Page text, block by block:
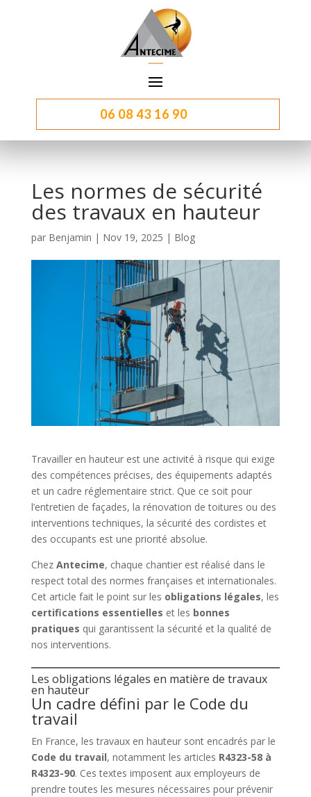
06 08 43 16 90
Les normes de sécurité
des travaux en hauteur
par Benjamin | Nov 19, 2025 | Blog
Travailler en hauteur est une activité à risque qui exige
des compétences précises, des équipements adaptés
et un cadre réglementaire strict. Que ce soit pour
l’entretien de façades, la rénovation de toitures ou des
interventions techniques, la sécurité des cordistes et
des occupants est une priorité absolue.
Chez Antecime, chaque chantier est réalisé dans le
respect total des normes françaises et internationales.
Cet article fait le point sur les obligations légales, les
certifications essentielles et les bonnes
pratiques qui garantissent la sécurité et la qualité de
nos interventions.
Les obligations légales en matière de travaux
en hauteur
Un cadre défini par le Code du
travail
En France, les travaux en hauteur sont encadrés par le
Code du travail, notamment les articles R4323-58 à
R4323-90. Ces textes imposent aux employeurs de
prendre toutes les mesures nécessaires pour prévenir